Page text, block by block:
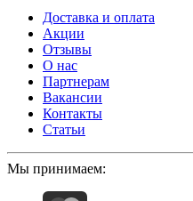
Доставка и оплата
Акции
Отзывы
О нас
Партнерам
Вакансии
Контакты
Статьи
Мы принимаем: